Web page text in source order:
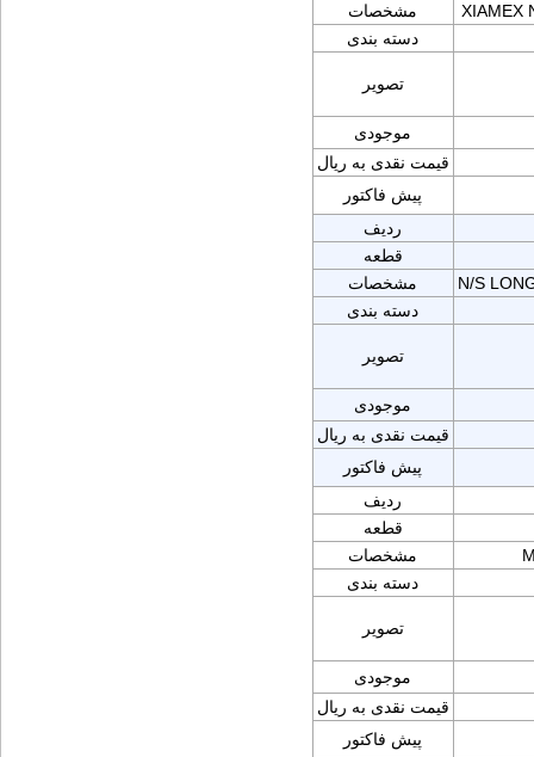
مشخصات
XIAMEX
دسته بندی
تصویر
موجودی
قیمت نقدی به ریال
پیش فاکتور
ردیف
قطعه
مشخصات
N/S
دسته بندی
تصویر
موجودی
قیمت نقدی به ریال
پیش فاکتور
ردیف
قطعه
مشخصات
دسته بندی
تصویر
موجودی
قیمت نقدی به ریال
پیش فاکتور